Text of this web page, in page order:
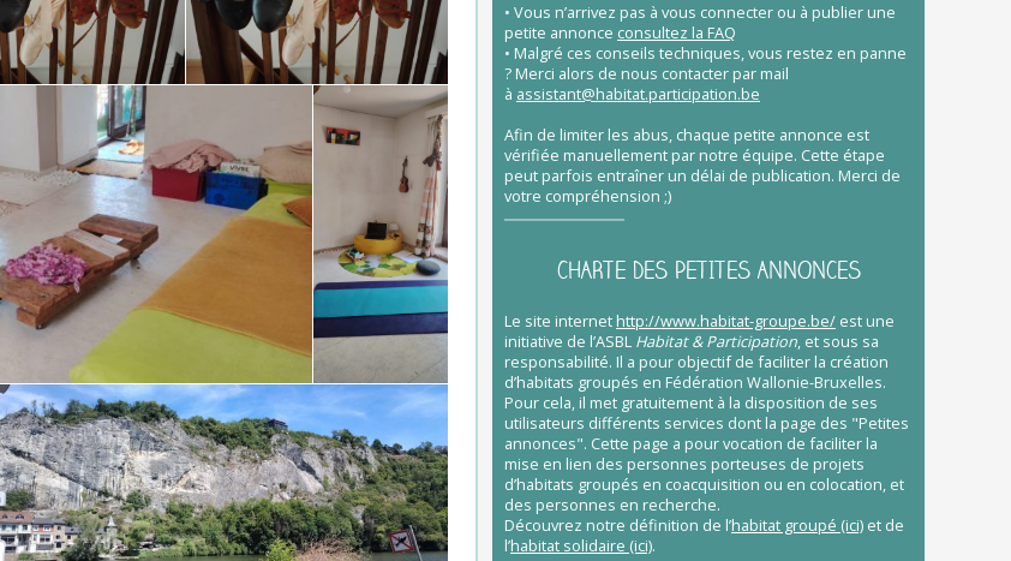
• Vous n’arrivez pas à vous connecter ou à publier une
petite annonce consultez la FAQ
• Malgré ces conseils techniques, vous restez en panne
? Merci alors de nous contacter par mail
à assistant@habitat.participation.be
Afin de limiter les abus, chaque petite annonce est
vérifiée manuellement par notre équipe. Cette étape
peut parfois entraîner un délai de publication. Merci de
votre compréhension ;)
CHARTE DES PETITES ANNONCES
Le site internet http://www.habitat-groupe.be/ est une
initiative de l’ASBL Habitat & Participation, et sous sa
responsabilité. Il a pour objectif de faciliter la création
d’habitats groupés en Fédération Wallonie-Bruxelles.
Pour cela, il met gratuitement à la disposition de ses
utilisateurs différents services dont la page des "Petites
annonces". Cette page a pour vocation de faciliter la
mise en lien des personnes porteuses de projets
d’habitats groupés en coacquisition ou en colocation, et
des personnes en recherche.
Découvrez notre définition de l’habitat groupé (ici) et de
l’habitat solidaire (ici).